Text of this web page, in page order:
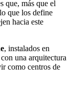
que, más que el
que los define
hacia este
, instalados en
una arquitectura
como centros de